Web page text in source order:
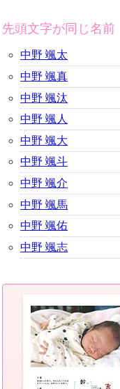
先頭文字が同じ名前
中野 颯太
中野 颯真
中野 颯汰
中野 颯人
中野 颯大
中野 颯斗
中野 颯介
中野 颯馬
中野 颯佑
中野 颯志